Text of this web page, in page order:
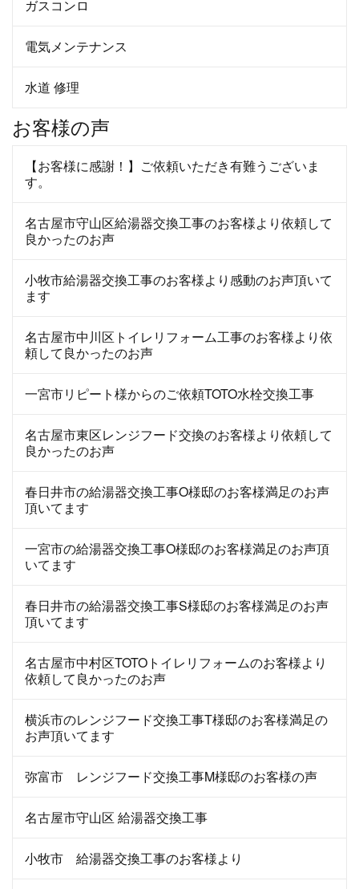
ガスコンロ
電気メンテナンス
水道 修理
お客様の声
【お客様に感謝！】ご依頼いただき有難うございま
す。
名古屋市守山区給湯器交換工事のお客様より依頼して
良かったのお声
小牧市給湯器交換工事のお客様より感動のお声頂いて
ます
名古屋市中川区トイレリフォーム工事のお客様より依
頼して良かったのお声
一宮市リピート様からのご依頼TOTO水栓交換工事
名古屋市東区レンジフード交換のお客様より依頼して
良かったのお声
春日井市の給湯器交換工事O様邸のお客様満足のお声
頂いてます
一宮市の給湯器交換工事O様邸のお客様満足のお声頂
いてます
春日井市の給湯器交換工事S様邸のお客様満足のお声
頂いてます
名古屋市中村区TOTOトイレリフォームのお客様より
依頼して良かったのお声
横浜市のレンジフード交換工事T様邸のお客様満足の
お声頂いてます
弥富市 レンジフード交換工事M様邸のお客様の声
名古屋市守山区 給湯器交換工事
小牧市 給湯器交換工事のお客様より